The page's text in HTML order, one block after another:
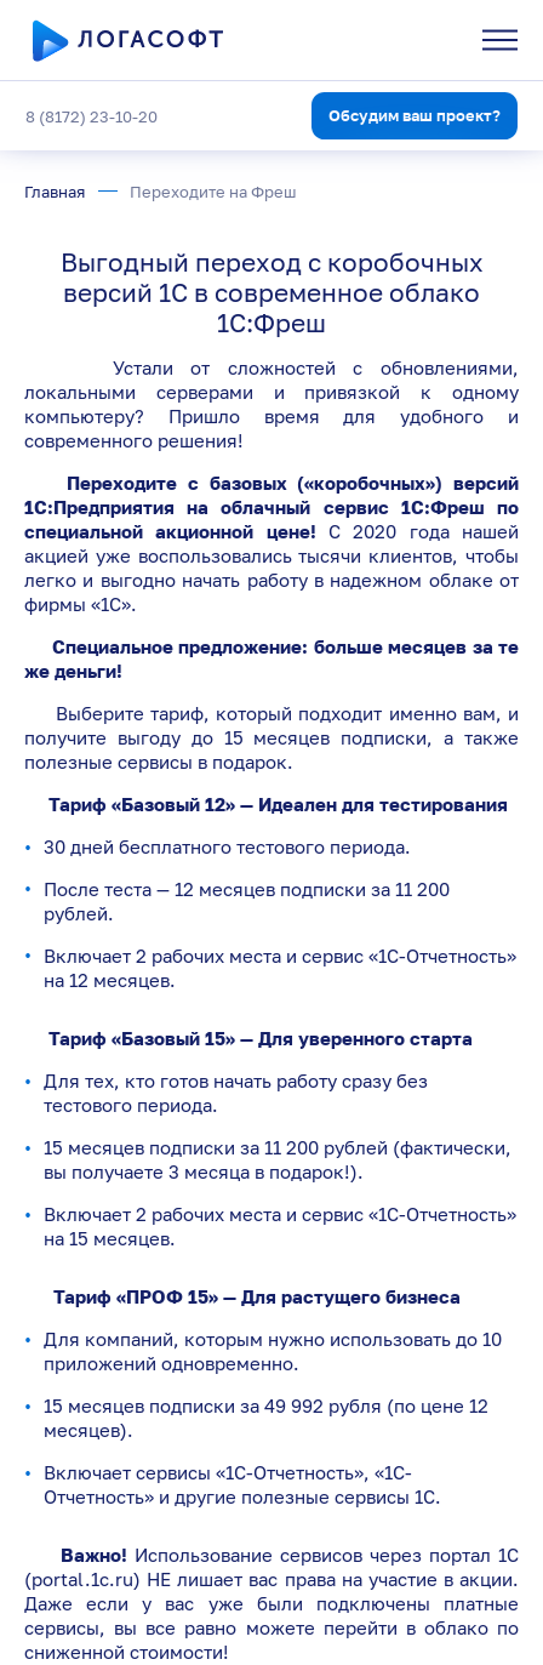
8 (8172) 23-10-20 Обсудим ваш проект?
Главная Переходите на Фреш
Выгодный переход с коробочных
версий 1С в современное облако
1С:Фреш
Устали от сложностей с обновлениями,
локальными серверами и привязкой к одному
компьютеру? Пришло время для удобного и
современного решения!
Переходите с базовых («коробочных») версий
1С:Предприятия на облачный сервис 1С:Фреш по
специальной акционной цене! С 2020 года нашей
акцией уже воспользовались тысячи клиентов, чтобы
легко и выгодно начать работу в надежном облаке от
фирмы «1С».
Специальное предложение: больше месяцев за те
же деньги!
Выберите тариф, который подходит именно вам, и
получите выгоду до 15 месяцев подписки, а также
полезные сервисы в подарок.
Тариф «Базовый 12» — Идеален для тестирования
30 дней бесплатного тестового периода.
После теста — 12 месяцев подписки за 11 200
рублей.
Включает 2 рабочих места и сервис «1С-Отчетность»
на 12 месяцев.
Тариф «Базовый 15» — Для уверенного старта
Для тех, кто готов начать работу сразу без
тестового периода.
15 месяцев подписки за 11 200 рублей (фактически,
вы получаете 3 месяца в подарок!).
Включает 2 рабочих места и сервис «1С-Отчетность»
на 15 месяцев.
Тариф «ПРОФ 15» — Для растущего бизнеса
Для компаний, которым нужно использовать до 10
приложений одновременно.
15 месяцев подписки за 49 992 рубля (по цене 12
месяцев).
Включает сервисы «1С-Отчетность», «1С-
Отчетность» и другие полезные сервисы 1С.
Важно! Использование сервисов через портал 1С
(portal.1c.ru) НЕ лишает вас права на участие в акции.
Даже если у вас уже были подключены платные
сервисы, вы все равно можете перейти в облако по
сниженной стоимости!